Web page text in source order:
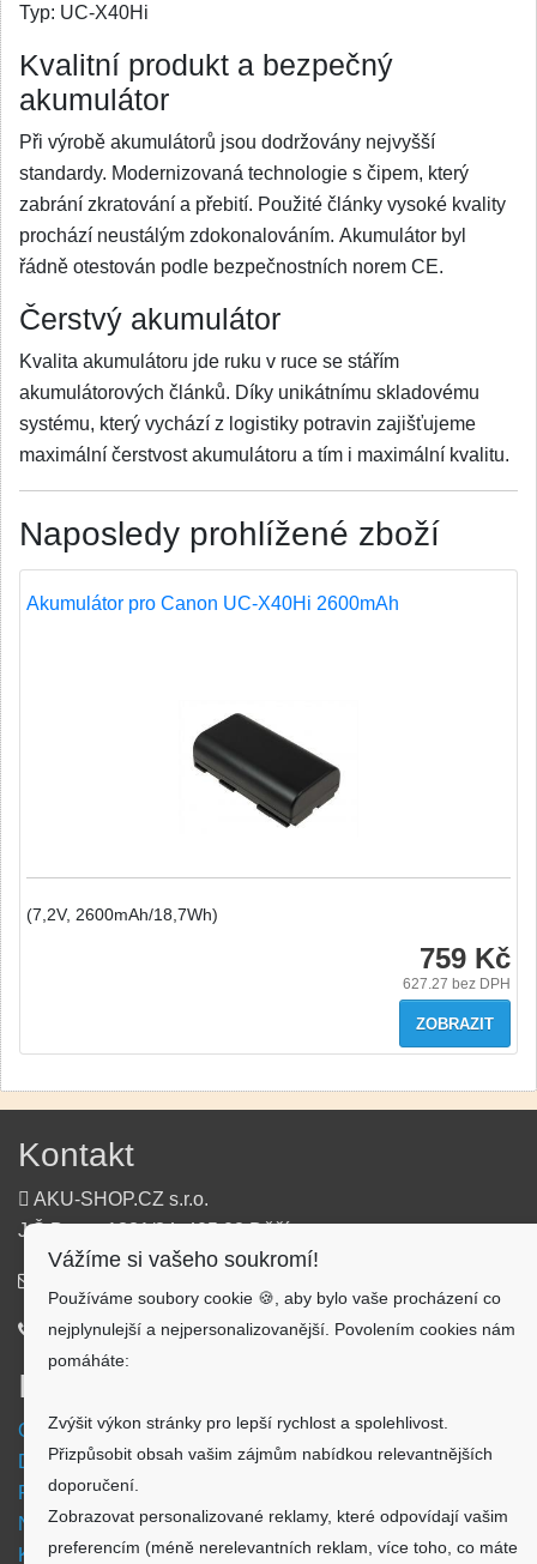
Typ: UC-X40Hi
Kvalitní produkt a bezpečný
akumulátor
Při výrobě akumulátorů jsou dodržovány nejvyšší
standardy. Modernizovaná technologie s čipem, který
zabrání zkratování a přebití. Použité články vysoké kvality
prochází neustálým zdokonalováním. Akumulátor byl
řádně otestován podle bezpečnostních norem CE.
Čerstvý akumulátor
Kvalita akumulátoru jde ruku v ruce se stářím
akumulátorových článků. Díky unikátnímu skladovému
systému, který vychází z logistiky potravin zajišťujeme
maximální čerstvost akumulátoru a tím i maximální kvalitu.
Naposledy prohlížené zboží
Akumulátor pro Canon UC-X40Hi 2600mAh
(7,2V, 2600mAh/18,7Wh)
759 Kč
627.27 bez DPH
ZOBRAZIT
Kontakt
AKU-SHOP.CZ s.r.o.
J.Š.Baara 1331/34, 405 02 Děčín
720 500 500
Informace
Obchodní podmínky
Doprava a platba
Reklamační formulář
Nastavení cookies
Kde nás najdete
Vážíme si vašeho soukromí!
Používáme soubory cookie 🍪, aby bylo vaše procházení co
nejplynulejší a nejpersonalizovanější. Povolením cookies nám
pomáháte:
Zvýšit výkon stránky pro lepší rychlost a spolehlivost.
Přizpůsobit obsah vašim zájmům nabídkou relevantnějších
doporučení.
Zobrazovat personalizované reklamy, které odpovídají vašim
preferencím (méně nerelevantních reklam, více toho, co máte